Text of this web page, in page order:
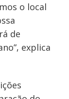
o local
de
explica